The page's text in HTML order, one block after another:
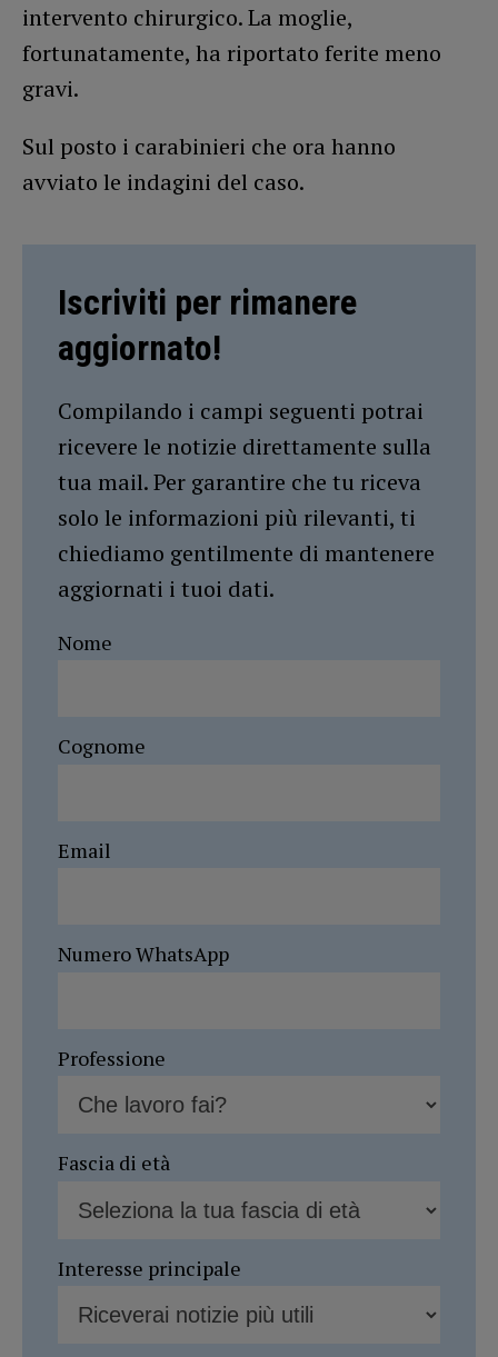
intervento chirurgico. La moglie,
fortunatamente, ha riportato ferite meno
gravi.
Sul posto i carabinieri che ora hanno
avviato le indagini del caso.
Iscriviti per rimanere
aggiornato!
Compilando i campi seguenti potrai
ricevere le notizie direttamente sulla
tua mail. Per garantire che tu riceva
solo le informazioni più rilevanti, ti
chiediamo gentilmente di mantenere
aggiornati i tuoi dati.
Nome
Cognome
Email
Numero WhatsApp
Professione
Fascia di età
Interesse principale